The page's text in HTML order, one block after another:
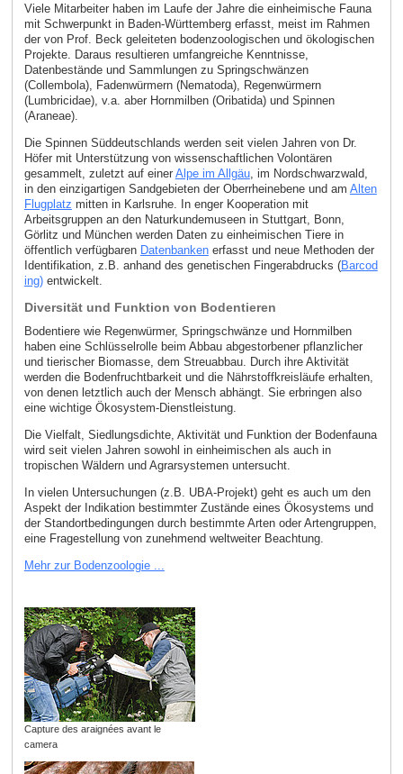
Viele Mitarbeiter haben im Laufe der Jahre die einheimische Fauna
mit Schwerpunkt in Baden-Württemberg erfasst, meist im Rahmen
der von Prof. Beck geleiteten bodenzoologischen und ökologischen
Projekte. Daraus resultieren umfangreiche Kenntnisse,
Datenbestände und Sammlungen zu Springschwänzen
(Collembola), Fadenwürmern (Nematoda), Regenwürmern
(Lumbricidae), v.a. aber Hornmilben (Oribatida) und Spinnen
(Araneae).
Die Spinnen Süddeutschlands werden seit vielen Jahren von Dr.
Höfer mit Unterstützung von wissenschaftlichen Volontären
gesammelt, zuletzt auf einer Alpe im Allgäu, im Nordschwarzwald,
in den einzigartigen Sandgebieten der Oberrheinebene und am Alten
Flugplatz mitten in Karlsruhe. In enger Kooperation mit
Arbeitsgruppen an den Naturkundemuseen in Stuttgart, Bonn,
Görlitz und München werden Daten zu einheimischen Tiere in
öffentlich verfügbaren Datenbankenerfasst und neue Methoden der
Identifikation, z.B. anhand des genetischen Fingerabdrucks (Barcod
ing)entwickelt.
Diversität und Funktion von Bodentieren
Bodentiere wie Regenwürmer, Springschwänze und Hornmilben
haben eine Schlüsselrolle beim Abbau abgestorbener pflanzlicher
und tierischer Biomasse, dem Streuabbau. Durch ihre Aktivität
werden die Bodenfruchtbarkeit und die Nährstoffkreisläufe erhalten,
von denen letztlich auch der Mensch abhängt. Sie erbringen also
eine wichtige Ökosystem-Dienstleistung.
Die Vielfalt, Siedlungsdichte, Aktivität und Funktion der Bodenfauna
wird seit vielen Jahren sowohl in einheimischen als auch in
tropischen Wäldern und Agrarsystemen untersucht.
In vielen Untersuchungen (z.B. UBA-Projekt) geht es auch um den
Aspekt der Indikation bestimmter Zustände eines Ökosystems und
der Standortbedingungen durch bestimmte Arten oder Artengruppen,
eine Fragestellung von zunehmend weltweiter Beachtung.
Mehr zur Bodenzoologie ...
Capture des araignées avant le
camera